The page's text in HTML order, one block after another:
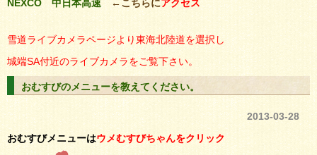
NEXCO 中日本高速 ←こちらにアクセス
雪道ライブカメラページより東海北陸道を選択し
城端SA付近のライブカメラをご覧下さい。
おむすびのメニューを教えてください。
2013-03-28
おむすびメニューはウメむすびちゃんをクリック